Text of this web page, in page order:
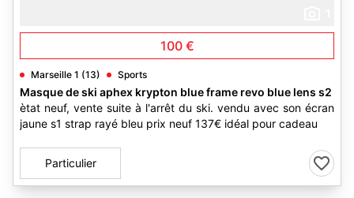
100 €
Marseille 1 (13) Sports
Masque de ski aphex krypton blue frame revo blue lens s2
ètat neuf, vente suite à l'arrêt du ski. vendu avec son écran
jaune s1 strap rayé bleu prix neuf 137€ idéal pour cadeau
Particulier